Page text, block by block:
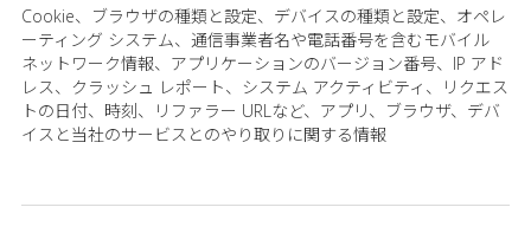
Cookie、ブラウザの種類と設定、デバイスの種類と設定、オペレ
ーティング システム、通信事業者名や電話番号を含むモバイル
ネットワーク情報、アプリケーションのバージョン番号、IP アド
レス、クラッシュ レポート、システム アクティビティ、リクエス
トの日付、時刻、リファラー URLなど、アプリ、ブラウザ、デバ
イスと当社のサービスとのやり取りに関する情報